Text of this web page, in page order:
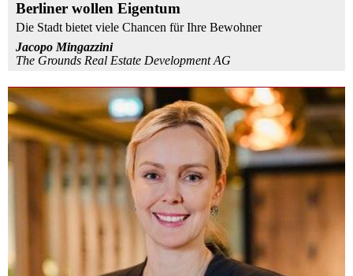
Berliner wollen Eigentum
Die Stadt bietet viele Chancen für Ihre Bewohner
Jacopo Mingazzini
The Grounds Real Estate Development AG